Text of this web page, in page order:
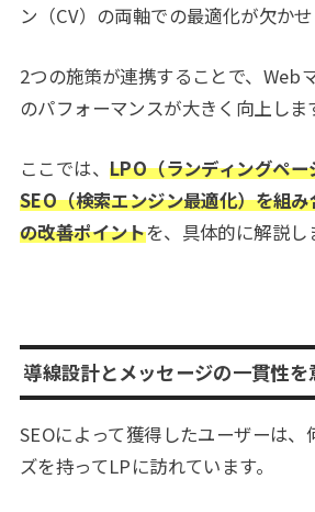
ン（CV）の両軸での最適化が欠かせ
2つの施策が連携することで、Web
のパフォーマンスが大きく向上しま
ここでは、 LPO（ランディングペー
SEO（検索エンジン最適化）を組
の改善ポイントを、具体的に解説し
導線設計とメッセージの一貫性を
SEOによって獲得したユーザーは、
ズを持ってLPに訪れています。